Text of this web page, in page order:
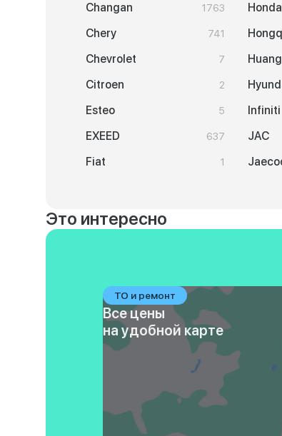
Changan 1763
Chery 741
Chevrolet 7
Citroen 2
Esteo 5
EXEED 637
Fiat 1
Honda
Infiniti
JAC
Это интересно
ТО и ремонт
Все цены
на удобной карте